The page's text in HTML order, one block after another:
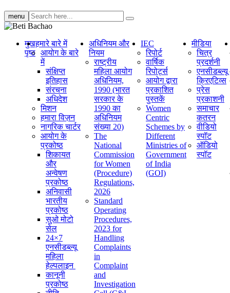
menu Search
search
मुख
पृष्ठ
हमारे बारे में
आयोग के बारे
में
संक्षिप्‍त
इतिहास
संरचना
अधिदेश
मिशन
हमारा विज़न
नागरिक चार्टर
आयोग के
प्रकोष्ठ
शिकायत
और
अन्वेषण
प्रकोष्ठ
अनिवासी
भारतीय
प्रकोष्ठ
सुओ मोटो
सेल
24×7
एनसीडब्ल्यू
महिला
हेल्पलाइन
कानूनी
प्रकोष्ठ
अधिनियम और
नियम
राष्ट्रीय
महिला आयोग
अधिनियम,
1990 (भारत
सरकार के
1990 का
अधिनियम
संख्या 20)
The
National
Commission
for Women
(Procedure)
Regulations,
2026
Standard
Operating
Procedures,
2023 for
Handling
Complaints
in
Complaint
and
Investigation
IEC
रिपोर्ट
वार्षिक
रिपोर्ट्स
आयोग द्वारा
प्रकाशित
पुस्तकें
Women
Centric
Schemes by
Different
Ministries of
Government
of India
(GOI)
मीडिया
चित्र
प्रदर्शनी
एनसीडब्ल्यू
क्रिएटिव्स
प्रेस
प्रकाशनी
समाचार
कतरन
वीडियो
स्पॉट
ऑडियो
स्पॉट